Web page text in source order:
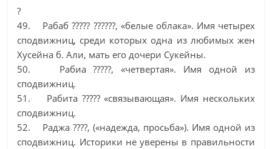
?
49. Рабаб ????? ??????, «белые облака». Имя четырех
сподвижниц, среди которых одна из любимых жен
Хусейна б. Али, мать его дочери Сукейны.
50. Рабиа ?????, «четвертая». Имя одной из
сподвижниц.
51. Рабита ????? «связывающая». Имя нескольких
сподвижниц.
52. Раджа ????, («надежда, просьба»). Имя одной из
сподвижниц. Историки не уверены в правильности